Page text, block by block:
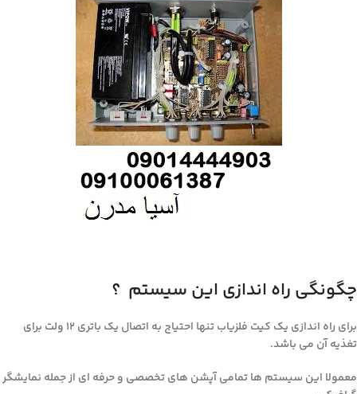
چگونگی راه اندازی این سیستم ؟
برای راه اندازی یک کیت فلزیاب تنها احتیاج به اتصال یک باتری ۱۲ ولت برای
تغذیه آن می باشد.
معمولا این سیستم ها تمامی آپشن های تخصصی و حرفه ای از جمله نمایشگر